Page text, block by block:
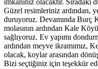
imkanınız olacaktır. Sıradaki
Güzel resimleriniz ardından,
duruyoruz. Devamında Burç
molasının ardından Kale
sağlıyoruz. Ev yapımı
ardından meyve ikramımız,
olacak, koylar arasından
Bizi seçtiğiniz için teşekkür